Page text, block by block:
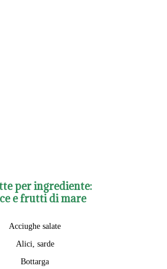
per ingrediente:
e frutti di mare
Acciughe salate
Alici, sarde
Bottarga